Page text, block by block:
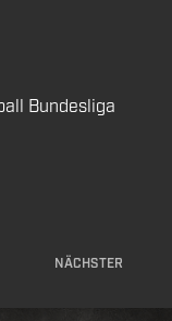
Bundesliga
NÄCHSTER